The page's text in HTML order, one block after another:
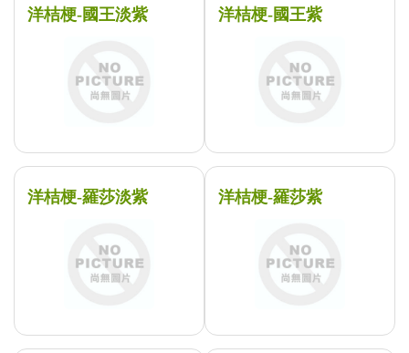
洋桔梗-國王淡紫 洋桔梗-國王紫
洋桔梗-羅莎淡紫 洋桔梗-羅莎紫